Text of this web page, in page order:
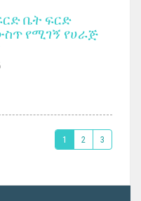
ቤት ፍርድ
የሚገኝ የሀራጅ
1 2 3